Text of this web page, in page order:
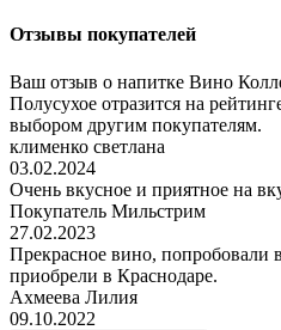
Отзывы покупателей
Ваш отзыв о напитке Вино
Полусухое отразится на
выбором другим покупателям.
клименко светлана
03.02.2024
Очень вкусное и приятное на
Покупатель Мильстрим
27.02.2023
Прекрасное вино, попробовали
приобрели в Краснодаре.
Ахмеева Лилия
09.10.2022